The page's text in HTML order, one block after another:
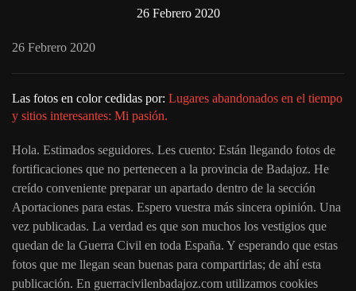
26 Febrero 2020
26 Febrero 2020
Las fotos en color cedidas por: Lugares abandonados en el tiempo
y sitios interesantes: Mi pasión.
Hola. Estimados seguidores. Les cuento: Están llegando fotos de
fortificaciones que no pertenecen a la provincia de Badajoz. He
creído conveniente preparar un apartado dentro de la sección
Aportaciones para estas. Espero vuestra más sincera opinión. Una
vez publicadas. La verdad es que son muchos los vestigios que
quedan de la Guerra Civil en toda España. Y esperando que estas
fotos que me llegan sean buenas para compartirlas; de ahí esta
publicación. En guerracivilenbadajoz.com utilizamos cookies